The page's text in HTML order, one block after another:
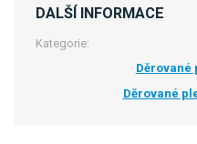
DALŠÍ INFORMACE
Kategorie:
Děrované
Děrované